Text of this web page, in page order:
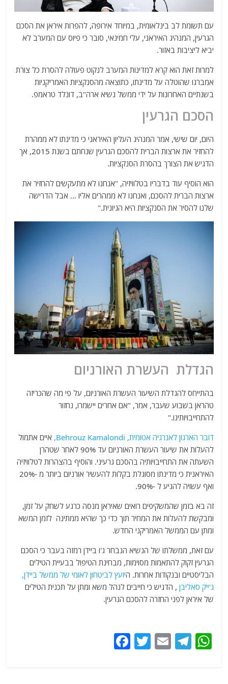
עם תשומת לב בינלאומית, במיוחד אירופה, להפרות איראן את הסכם
הגרעין, המנהיג האיראני, עלי חמינאי, סובר כי פיוס עם המערב לא
יביא ליציבות באזור.
למרות זאת הוא קרא למדינות המערב לנקוט פעולה להסרת כל צורת
אמברגו שהוטלה על מדינתו, כתוצאה מהסנקציות האמריקניות
בשנתיים האחרונות על ידי ממשל נשיא ארה"ב, דונלד טראמפ.
הסכם הגרעין
היום, יום שישי, אמר המנהיג העליון האיראני כי מדינתו לא ממהרת
להחזיר את ארצות הברית להסכם הגרעין שנחתם בשנת 2015, אך
הדגיש את הצורך בהסרת הסנקציות.
הוא הוסיף עוד בדבריו בטלוויזיה, "אנחנו לא מתעקשים להחזיר את
ארצות הברית להסכם, ואנחנו לא ממהרים אליו … אבל הדרישה
שלנו להסיר את הסנקציות היא הגיונית."
הגדלת העשרת האורניום
בהתייחס להגדלת השיעור העשרת האורניום, על פי מה שהכריזה
טהראן בשבוע שעבר, אמר, "אם אחרים יישמרו, נחזור
להתחייבויותינו."
דובר הארגון לאנרגיה אטומית, Behrouz Kamalondi,
איים אתמול
להעלות את שיעור העשרת האורניום עד 90% לאחר שטהרן
השעתה את התחייבויותיה בהסכם גרעיני. והוסיף בהצהרות לטלוויזיה
האיראנית כי מדינתו מסוגלת בקלות להעשיר אורניום ביותר מ -20%
ואף עשויה להגיע ל -90%.
זה בא בזמן שהמשקיפים רואים שאיראן מנסה כרגע לשחק על זמן,
ומבקשת להעלות את המחיר תוך כדי כך שהיא ממתינה לזמן המשא
ומתן עם הממשל האמריקני החדש.
עם זאת, ממשלתו של הנשיא הנבחר ג'ו ביידן רמזה בעבר כי הסכם
הגרעין זקוק להתאמות מסוימות, מבחינת הטיפול בבעיית הטילים
הבליסטיים ובנקודות אחרות. היועץ לביטחון לאומי של ממשל ביידן,
ג'ייק סאליבן , הדגיש כי חייבים לנהל משא ומתן על תכנית הטילים
של איראן לפני החזרה להסכם הגרעין.
W
h
T
el
E
m
T
w